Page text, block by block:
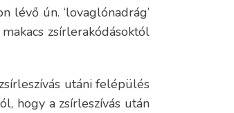
lévő ún. ‘lovaglónadrág’
zsírlerakódásoktól
utáni felépülés
hogy a zsírleszívás után